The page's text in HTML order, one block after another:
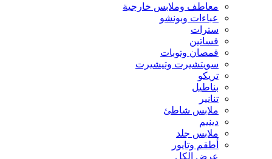
معاطف وملابس خارجية
عباءات وبونشو
سترات
فساتين
قمصان وتوبات
سويتشيرت وتيشيرت
تريكو
بناطيل
تنانير
ملابس شاطئ
دينيم
ملابس جلد
أطقم وتايور
عرض الكل